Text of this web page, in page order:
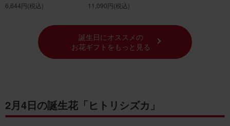
6,644円(税込) 11,090円(税込)
誕生日にオススメの
お花ギフトをもっと見る
2月4日の誕生花「ヒトリシズカ」